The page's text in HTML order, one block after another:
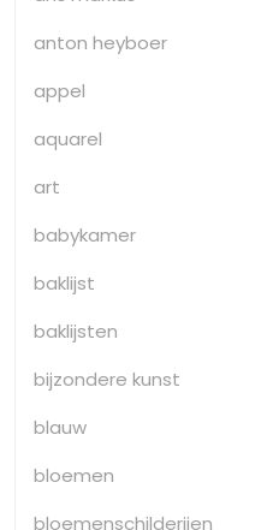
anton heyboer
appel
aquarel
art
babykamer
baklijst
baklijsten
bijzondere kunst
blauw
bloemen
bloemenschilderijen